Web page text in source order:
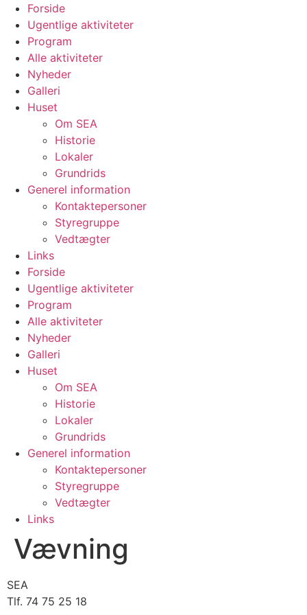
Videre
indhold
Forside
Ugentlige aktiviteter
Program
Alle aktiviteter
Nyheder
Galleri
Huset
Om SEA
Historie
Lokaler
Grundrids
Generel information
Kontaktepersoner
Styregruppe
Vedtægter
Links
Forside
Ugentlige aktiviteter
Program
Alle aktiviteter
Nyheder
Galleri
Huset
Om SEA
Historie
Lokaler
Grundrids
Generel information
Kontaktepersoner
Styregruppe
Vedtægter
Links
Vævning
SEA
Tlf. 74 75 25 18